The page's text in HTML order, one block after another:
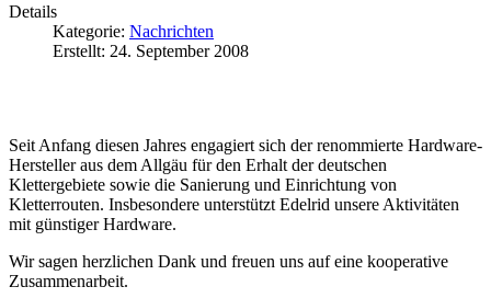
Details
Kategorie: Nachrichten
Erstellt: 24. September 2008
Seit Anfang diesen Jahres engagiert sich der renommierte Hardware-
Hersteller aus dem Allgäu für den Erhalt der deutschen
Klettergebiete sowie die Sanierung und Einrichtung von
Kletterrouten. Insbesondere unterstützt Edelrid unsere Aktivitäten
mit günstiger Hardware.
Wir sagen herzlichen Dank und freuen uns auf eine kooperative
Zusammenarbeit.